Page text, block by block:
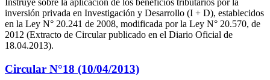
Instruye sobre la aplicación de los beneficios tributarios por la
inversión privada en Investigación y Desarrollo (I + D), establecidos
en la Ley N° 20.241 de 2008, modificada por la Ley N° 20.570, de
2012 (Extracto de Circular publicado en el Diario Oficial de
18.04.2013).
Circular N°18 (10/04/2013)